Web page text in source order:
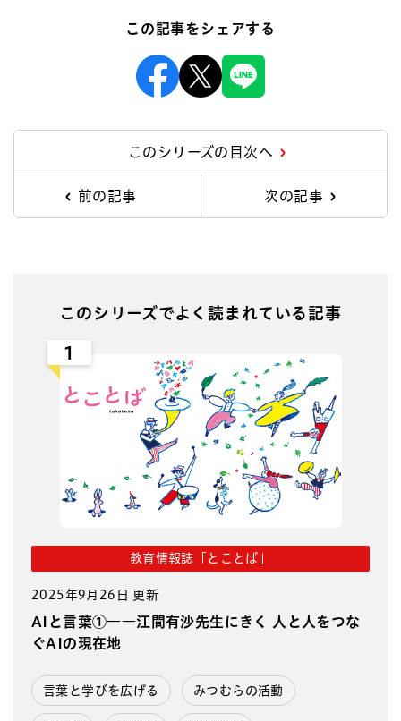
この記事をシェアする
このシリーズの目次へ
前の記事 次の記事
このシリーズでよく読まれている記事
1
教育情報誌「とことば」
2025年9月26日 更新
AIと言葉①――江間有沙先生にきく 人と人をつな
ぐAIの現在地
言葉と学びを広げる みつむらの活動